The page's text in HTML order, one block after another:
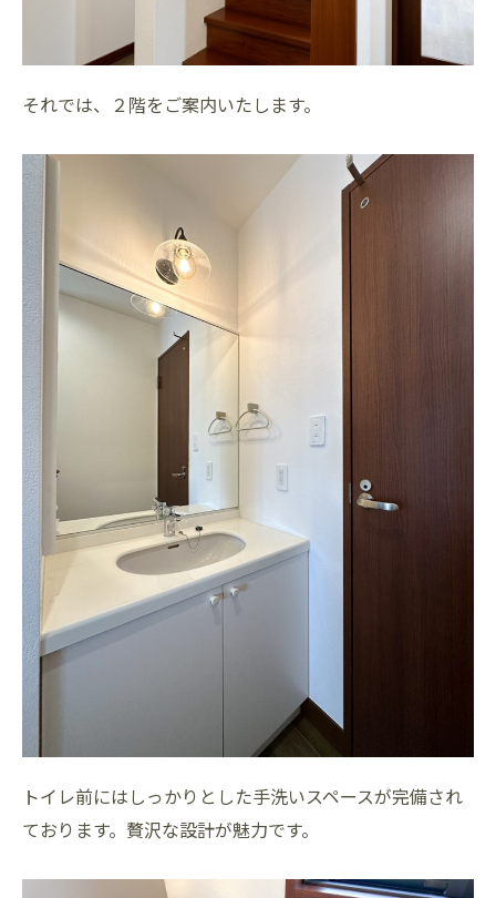
それでは、２階をご案内いたします。
トイレ前にはしっかりとした手洗いスペースが完備され
ております。贅沢な設計が魅力です。